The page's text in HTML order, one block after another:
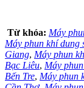
Từ khóa: Máy
Máy phun khí dung
Giang, Máy phun
Bạc Liêu, Máy
Bến Tre, Máy phun